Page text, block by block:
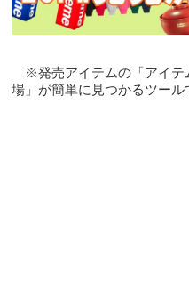
※発売アイテムの「アイテ
場」が簡単に見つかるツール